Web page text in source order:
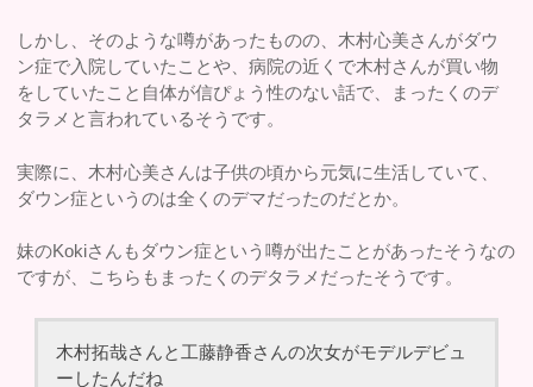
しかし、そのような噂があったものの、木村心美さんがダウ
ン症で入院していたことや、病院の近くで木村さんが買い物
をしていたこと自体が信ぴょう性のない話で、まったくのデ
タラメと言われているそうです。
実際に、木村心美さんは子供の頃から元気に生活していて、
ダウン症というのは全くのデマだったのだとか。
妹のKokiさんもダウン症という噂が出たことがあったそうなの
ですが、こちらもまったくのデタラメだったそうです。
木村拓哉さんと工藤静香さんの次女がモデルデビュ
ーしたんだね